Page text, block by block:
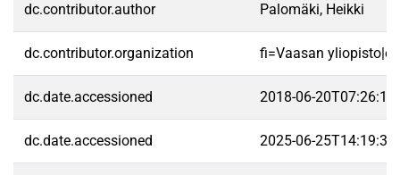
dc.contributor.author Palomäki, Heikki
dc.contributor.organization fi=Vaasan
dc.date.accessioned 2018-06-
dc.date.accessioned 2025-06-